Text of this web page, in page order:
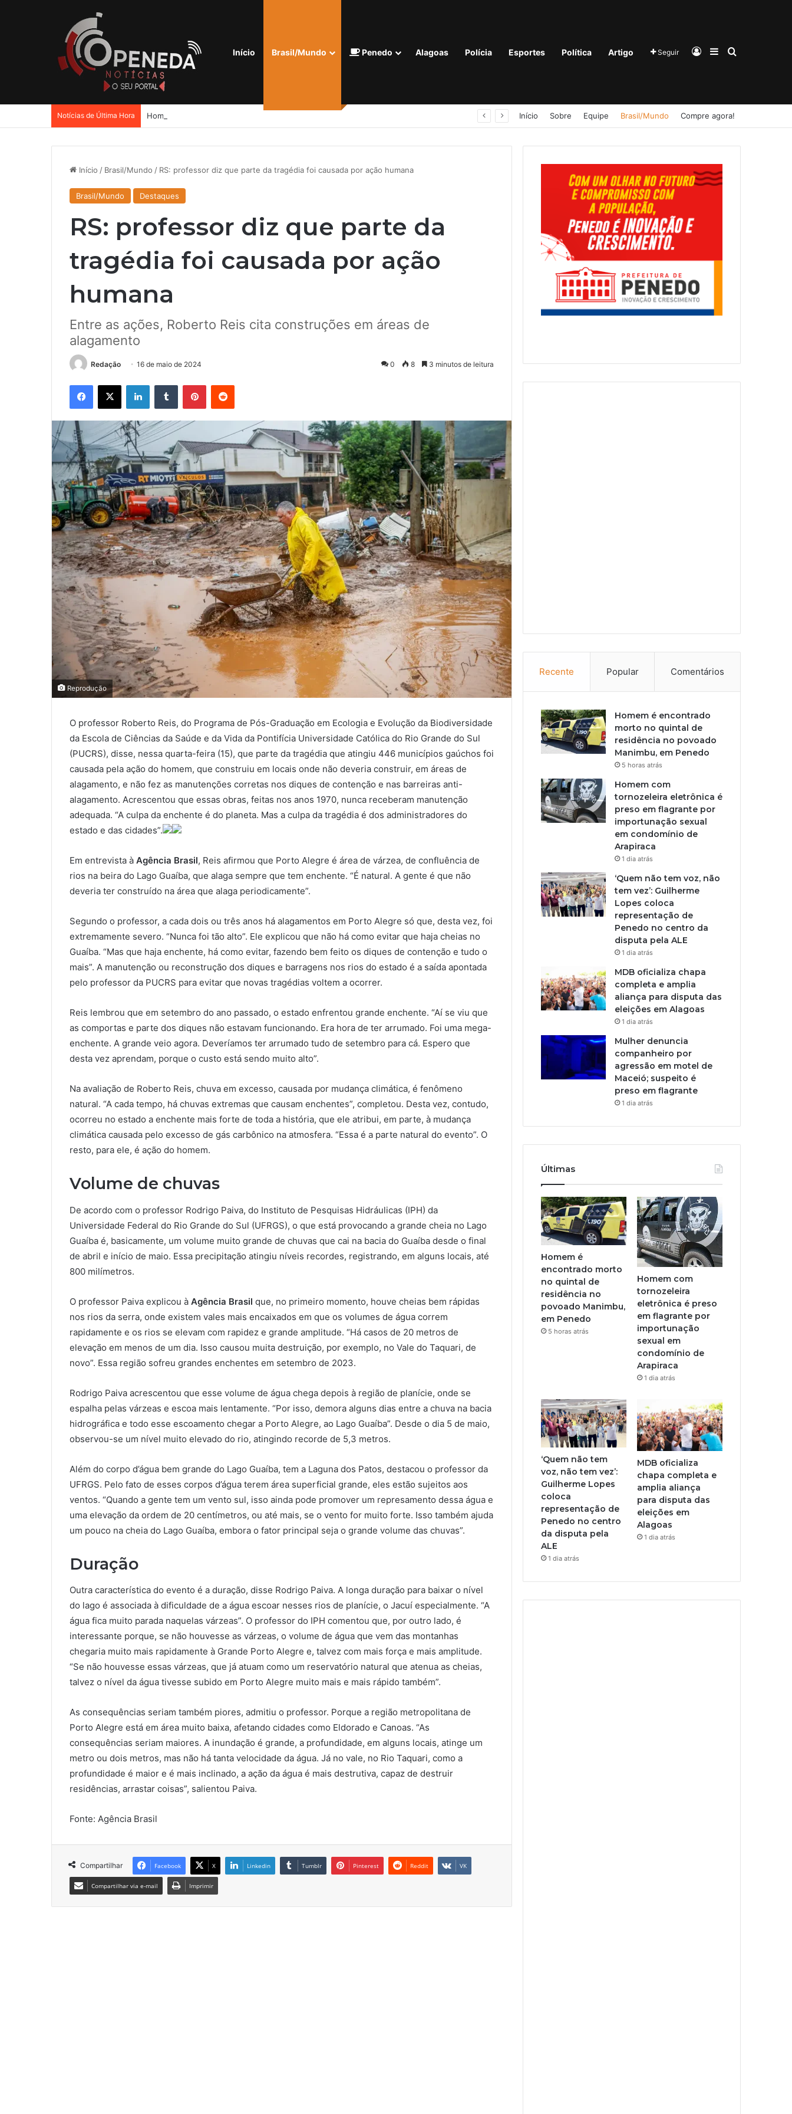
Início Brasil/Mundo Penedo Alagoas Polícia Esportes Política Artigo Seguir EntrarBarra Lateral
Procurar por
Notícias de Última Hora Início Sobre Equipe Brasil/Mundo Compre agora!
Início / Brasil/Mundo / RS: professor diz que parte da tragédia foi causada por ação humana
Brasil/Mundo Destaques
RS: professor diz que parte da
tragédia foi causada por ação
humana
Entre as ações, Roberto Reis cita construções em áreas de
alagamento
Redação 16 de maio de 2024 0 8 3 minutos de leitura
Facebook
X LinkedinTumblr PinterestReddit
Reprodução
O professor Roberto Reis, do Programa de Pós-Graduação em Ecologia e Evolução da Biodiversidade
da Escola de Ciências da Saúde e da Vida da Pontifícia Universidade Católica do Rio Grande do Sul
(PUCRS), disse, nessa quarta-feira (15), que parte da tragédia que atingiu 446 municípios gaúchos foi
causada pela ação do homem, que construiu em locais onde não deveria construir, em áreas de
alagamento, e não fez as manutenções corretas nos diques de contenção e nas barreiras anti-
alagamento. Acrescentou que essas obras, feitas nos anos 1970, nunca receberam manutenção
adequada. “A culpa da enchente é do planeta. Mas a culpa da tragédia é dos administradores do
estado e das cidades”.
Em entrevista à Agência Brasil, Reis afirmou que Porto Alegre é área de várzea, de confluência de
rios na beira do Lago Guaíba, que alaga sempre que tem enchente. “É natural. A gente é que não
deveria ter construído na área que alaga periodicamente”.
Segundo o professor, a cada dois ou três anos há alagamentos em Porto Alegre só que, desta vez, foi
extremamente severo. “Nunca foi tão alto”. Ele explicou que não há como evitar que haja cheias no
Guaíba. “Mas que haja enchente, há como evitar, fazendo bem feito os diques de contenção e tudo o
mais”. A manutenção ou reconstrução dos diques e barragens nos rios do estado é a saída apontada
pelo professor da PUCRS para evitar que novas tragédias voltem a ocorrer.
Reis lembrou que em setembro do ano passado, o estado enfrentou grande enchente. “Aí se viu que
as comportas e parte dos diques não estavam funcionando. Era hora de ter arrumado. Foi uma mega-
enchente. A grande veio agora. Deveríamos ter arrumado tudo de setembro para cá. Espero que
desta vez aprendam, porque o custo está sendo muito alto”.
Na avaliação de Roberto Reis, chuva em excesso, causada por mudança climática, é fenômeno
natural. “A cada tempo, há chuvas extremas que causam enchentes”, completou. Desta vez, contudo,
ocorreu no estado a enchente mais forte de toda a história, que ele atribui, em parte, à mudança
climática causada pelo excesso de gás carbônico na atmosfera. “Essa é a parte natural do evento”. O
resto, para ele, é ação do homem.
Volume de chuvas
De acordo com o professor Rodrigo Paiva, do Instituto de Pesquisas Hidráulicas (IPH) da
Universidade Federal do Rio Grande do Sul (UFRGS), o que está provocando a grande cheia no Lago
Guaíba é, basicamente, um volume muito grande de chuvas que cai na bacia do Guaíba desde o final
de abril e início de maio. Essa precipitação atingiu níveis recordes, registrando, em alguns locais, até
800 milímetros.
O professor Paiva explicou à Agência Brasil que, no primeiro momento, houve cheias bem rápidas
nos rios da serra, onde existem vales mais encaixados em que os volumes de água correm
rapidamente e os rios se elevam com rapidez e grande amplitude. “Há casos de 20 metros de
elevação em menos de um dia. Isso causou muita destruição, por exemplo, no Vale do Taquari, de
novo”. Essa região sofreu grandes enchentes em setembro de 2023.
Rodrigo Paiva acrescentou que esse volume de água chega depois à região de planície, onde se
espalha pelas várzeas e escoa mais lentamente. “Por isso, demora alguns dias entre a chuva na bacia
hidrográfica e todo esse escoamento chegar a Porto Alegre, ao Lago Guaíba”. Desde o dia 5 de maio,
observou-se um nível muito elevado do rio, atingindo recorde de 5,3 metros.
Além do corpo d’água bem grande do Lago Guaíba, tem a Laguna dos Patos, destacou o professor da
UFRGS. Pelo fato de esses corpos d’água terem área superficial grande, eles estão sujeitos aos
ventos. “Quando a gente tem um vento sul, isso ainda pode promover um represamento dessa água e
uma elevação da ordem de 20 centímetros, ou até mais, se o vento for muito forte. Isso também ajuda
um pouco na cheia do Lago Guaíba, embora o fator principal seja o grande volume das chuvas”.
Duração
Outra característica do evento é a duração, disse Rodrigo Paiva. A longa duração para baixar o nível
do lago é associada à dificuldade de a água escoar nesses rios de planície, o Jacuí especialmente. “A
água fica muito parada naquelas várzeas”. O professor do IPH comentou que, por outro lado, é
interessante porque, se não houvesse as várzeas, o volume de água que vem das montanhas
chegaria muito mais rapidamente à Grande Porto Alegre e, talvez com mais força e mais amplitude.
“Se não houvesse essas várzeas, que já atuam como um reservatório natural que atenua as cheias,
talvez o nível da água tivesse subido em Porto Alegre muito mais e mais rápido também”.
As consequências seriam também piores, admitiu o professor. Porque a região metropolitana de
Porto Alegre está em área muito baixa, afetando cidades como Eldorado e Canoas. “As
consequências seriam maiores. A inundação é grande, a profundidade, em alguns locais, atinge um
metro ou dois metros, mas não há tanta velocidade da água. Já no vale, no Rio Taquari, como a
profundidade é maior e é mais inclinado, a ação da água é mais destrutiva, capaz de destruir
residências, arrastar coisas”, salientou Paiva.
Fonte: Agência Brasil
Compartilhar Facebook X Linkedin Tumblr Pinterest Reddit VK
Compartilhar via e-mail Imprimir
Recente Popular Comentários
Homem é encontrado
morto no quintal de
residência no povoado
Manimbu, em Penedo
5 horas atrás
Homem com
tornozeleira eletrônica é
preso em flagrante por
importunação sexual
em condomínio de
Arapiraca
1 dia atrás
‘Quem não tem voz, não
tem vez’: Guilherme
Lopes coloca
representação de
Penedo no centro da
disputa pela ALE
1 dia atrás
MDB oficializa chapa
completa e amplia
aliança para disputa das
eleições em Alagoas
1 dia atrás
Mulher denuncia
companheiro por
agressão em motel de
Maceió; suspeito é
preso em flagrante
1 dia atrás
Últimas
Homem é
encontrado morto
no quintal de
residência no
povoado Manimbu,
em Penedo
5 horas atrás
Homem com
tornozeleira
eletrônica é preso
em flagrante por
importunação
sexual em
condomínio de
Arapiraca
1 dia atrás
‘Quem não tem
voz, não tem vez’:
Guilherme Lopes
coloca
representação de
Penedo no centro
da disputa pela
ALE
1 dia atrás
MDB oficializa
chapa completa e
amplia aliança
para disputa das
eleições em
Alagoas
1 dia atrás